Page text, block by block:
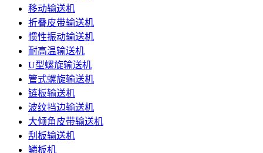
移动输送机
折叠皮带输送机
惯性振动输送机
耐高温输送机
U型螺旋输送机
管式螺旋输送机
链板输送机
波纹挡边输送机
大倾角皮带输送机
刮板输送机
鳞板机